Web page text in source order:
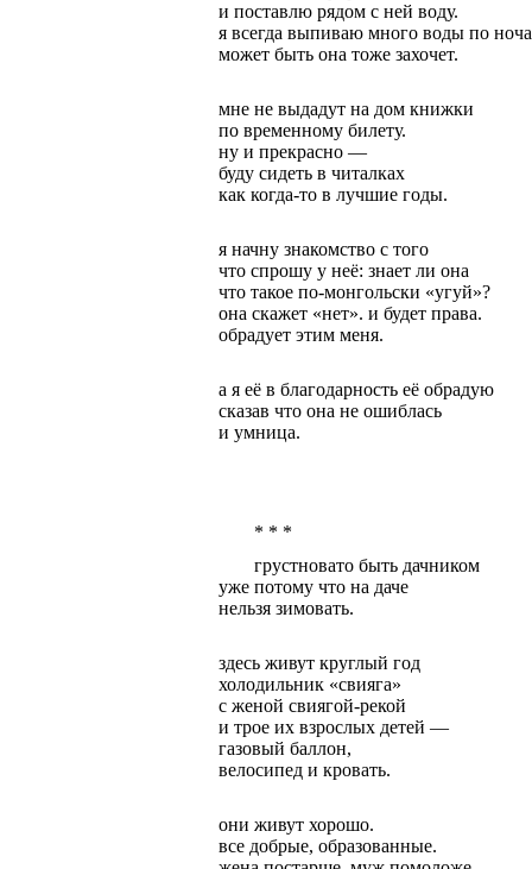
и поставлю рядом с ней воду.
я всегда выпиваю много воды по
может быть она тоже захочет.
мне не выдадут на дом книжки
по временному билету.
ну и прекрасно —
буду сидеть в читалках
как когда-то в лучшие годы.
я начну знакомство с того
что спрошу у неё: знает ли она
что такое по-монгольски «угуй»?
она скажет «нет». и будет права.
обрадует этим меня.
а я её в благодарность еёобрадую
сказав что она не ошиблась
и умница.
* * *
грустновато быть дачником
уже потому что на даче
нельзя зимовать.
здесь живут круглый год
холодильник «свияга»
с женойсвиягой-рекой
и трое их взрослых детей —
газовый баллон,
велосипед и кровать.
они живут хорошо.
все добрые, образованные.